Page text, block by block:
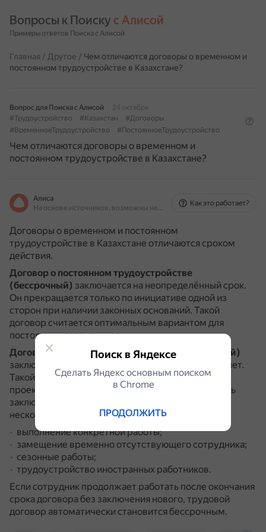
Вопросы к Поиску с Алисой
Примеры ответов Поиска с Алисой
Главная / Другое / Чем отличаются договоры о временном и
постоянном трудоустройстве в Казахстане?
Вопрос для Поиска с Алисой
24 октября
#Трудоустройство
#Казахстан
#Договоры
#ВременноеТрудоустройство
#ПостоянноеТрудоустройство
Чем отличаются договоры о временном и
постоянном трудоустройстве в Казахстане?
Алиса
На основе источников, возможны неточности
Как это работает?
Договоры о временном и постоянном
трудоустройстве в Казахстане отличаются сроком
действия.
Договор о постоянном трудоустройстве
(бессрочный) заключается на неопределённый срок.
Он прекращается только по инициативе одной из
сторон при наличии законных оснований. Такой
договор считается оптимальным вариантом для
постоянных сотрудников.
Договор о временном трудоустройстве (срочный)
заключается на определённый срок, обычно до 5 лет.
Такой договор используют для временных или
проектных работ.
Срочный договор не может быть
заключён на срок менее 1 года, за исключением
нескольких случаев:
выполнение конкретной работы;
замещение временно отсутствующего сотрудника;
сезонные работы;
трудоустройство иностранных работников.
Если сотрудник продолжает работать после окончания
срока договора без заключения нового, трудовой
договор автоматически становится бессрочным.
Поиск в Яндексе
Сделать Яндекс основным поиском
в Сhrome
ПРОДОЛЖИТЬ